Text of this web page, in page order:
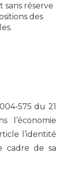
réserve
des
575 du 21
l’économie
l’identité
cadre de sa